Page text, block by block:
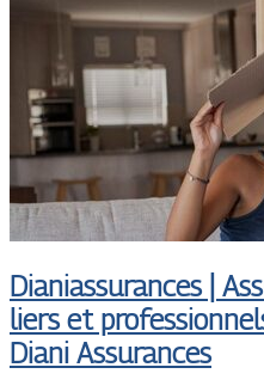
Dianias­su­ran­ces |
liers et
Diani Assurances